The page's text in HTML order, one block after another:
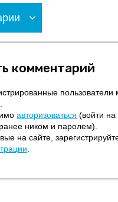
комментарий
пользователи
авторизоваться (войти на
ником и паролем).
на сайте,